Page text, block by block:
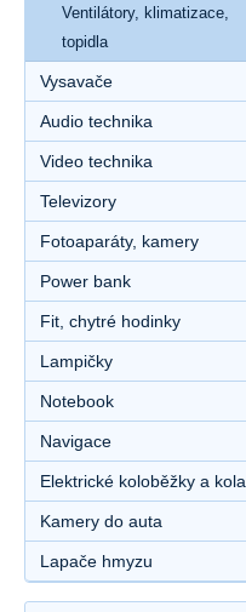
Ventilátory, klimatizace,
topidla
Vysavače
Audio technika
Video technika
Televizory
Fotoaparáty, kamery
Power bank
Fit, chytré hodinky
Lampičky
Notebook
Navigace
Elektrické koloběžky a kola
Kamery do auta
Lapače hmyzu